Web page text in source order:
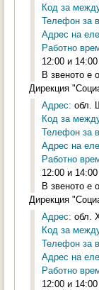
Код за
Телефон за
Адрес на
Работно
12:00 и
В звеното е
Дирекция
Адрес: обл.
Код за
Телефон за
Адрес на
Работно
12:00 и
В звеното е
Дирекция
Адрес: обл.
Код за
Телефон за
Адрес на
Работно
12:00 и